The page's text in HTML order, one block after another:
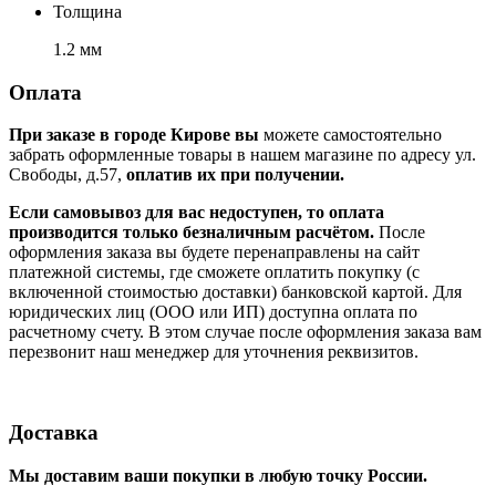
Толщина
1.2 мм
Оплата
При заказе в городе Кирове вы можете самостоятельно
забрать оформленные товары в нашем магазине по адресу ул.
Свободы, д.57, оплатив их при получении.
Если самовывоз для вас недоступен, то оплата
производится только безналичным расчётом. После
оформления заказа вы будете перенаправлены на сайт
платежной системы, где сможете оплатить покупку (с
включенной стоимостью доставки) банковской картой. Для
юридических лиц (ООО или ИП) доступна оплата по
расчетному счету. В этом случае после оформления заказа вам
перезвонит наш менеджер для уточнения реквизитов.
Доставка
Мы доставим ваши покупки в любую точку России.